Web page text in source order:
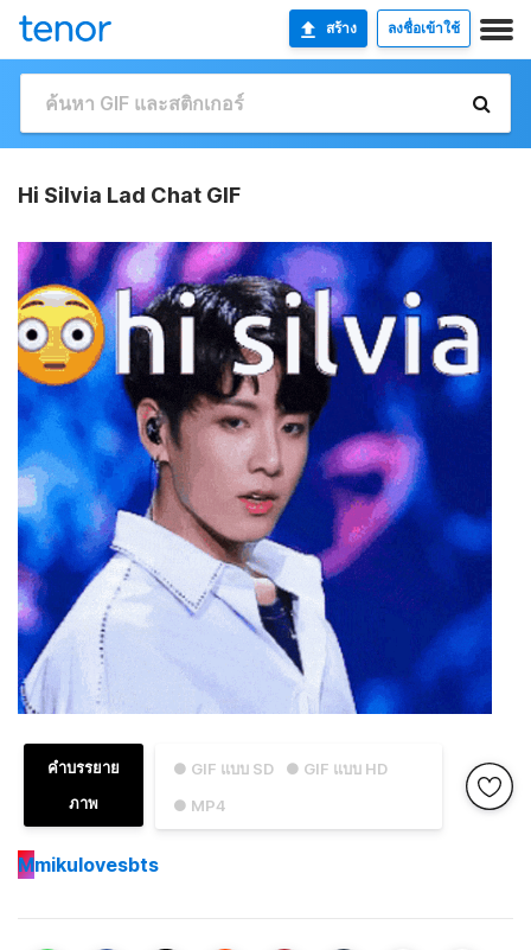
สร้าง ลงชื่อเข้าใช้
Hi Silvia Lad Chat GIF
● GIF แบบ SD
● GIF แบบ HD
● MP4
คำบรรยาย
ภาพ
Mmikulovesbts